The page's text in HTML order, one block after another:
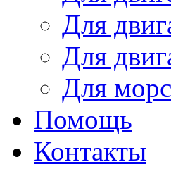
Для
Для
Для
Помощь
Контакты